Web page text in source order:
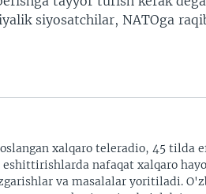
siyosatchilar, NATOga
xalqaro teleradio, 45 tilda
nafaqat xalqaro
va masalalar yoritiladi.